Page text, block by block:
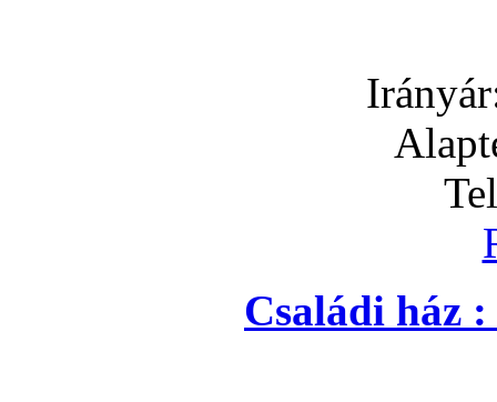
Családi ház